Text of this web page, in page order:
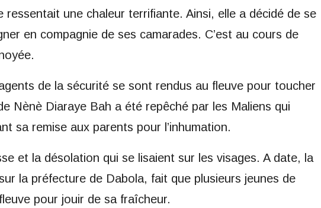
ressentait une chaleur terrifiante. Ainsi, elle a décidé de se
en compagnie de ses camarades. C’est au cours de
de la sécurité se sont rendus au fleuve pour toucher
Nènè Diaraye Bah a été repêché par les Maliens qui
sa remise aux parents pour l’inhumation.
et la désolation qui se lisaient sur les visages. A date, la
la préfecture de Dabola, fait que plusieurs jeunes de
pour jouir de sa fraîcheur.